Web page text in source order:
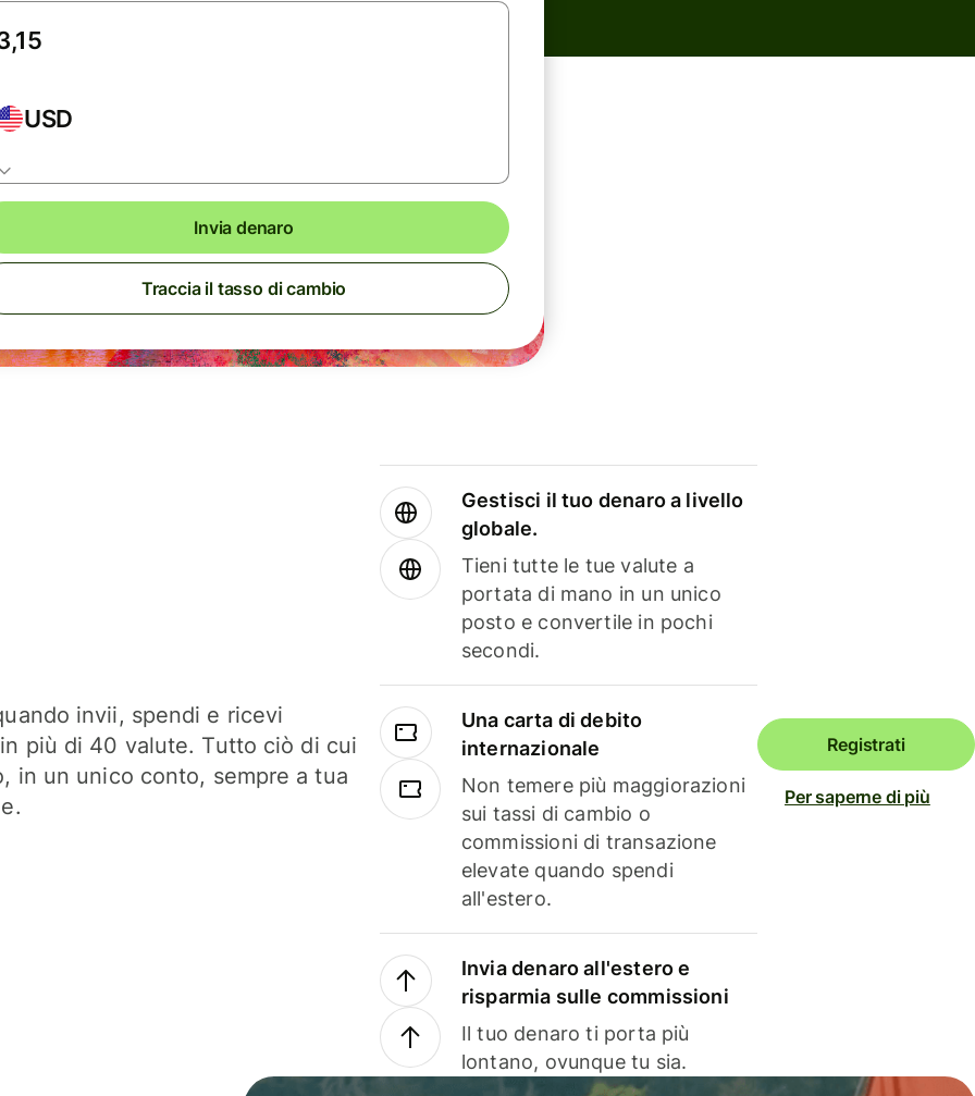
USD
Invia denaro
Traccia il tasso di cambio
invii, spendi e ricevi
più di 40 valute. Tutto ciò di cui
in un unico conto, sempre a tua
Gestisci il tuo denaro a livello
globale.
Tieni tutte le tue valute a
portata di mano in un unico
posto e convertile in pochi
secondi.
Una carta di debito
internazionale
Non temere più maggiorazioni
sui tassi di cambio o
commissioni di transazione
elevate quando spendi
all'estero.
Invia denaro all'estero e
risparmia sulle commissioni
Il tuo denaro ti porta più
lontano, ovunque tu sia.
Registrati
Per saperne di più